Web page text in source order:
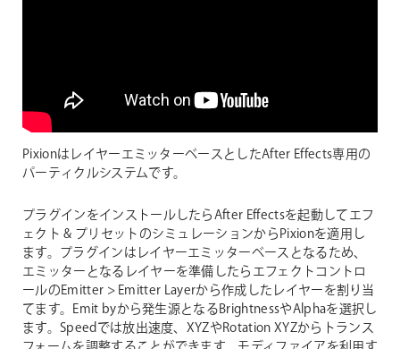
PixionはレイヤーエミッターベースとしたAfter Effects専用の
パーティクルシステムです。
プラグインをインストールしたらAfter Effectsを起動してエフ
ェクト & プリセットのシミュレーションからPixionを適用し
ます。プラグインはレイヤーエミッターベースとなるため、
エミッターとなるレイヤーを準備したらエフェクトコントロ
ールのEmitter > Emitter Layerから作成したレイヤーを割り当
てます。Emit byから発生源となるBrightnessやAlphaを選択し
ます。Speedでは放出速度、XYZやRotation XYZからトランス